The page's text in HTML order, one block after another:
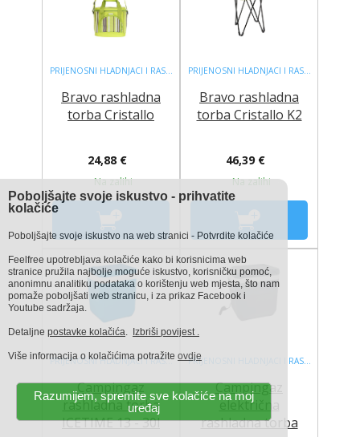
PRIJENOSNI HLADNJACI I RASHLADNE TORBE
Bravo rashladna
torba Cristallo
24,88 €
Na zalihi
PRIJENOSNI HLADNJACI I RASHLADNE TORBE
Bravo rashladna
torba Cristallo K2
46,39 €
Na zalihi
PRIJENOSNI HLADNJACI I RASHLADNE TORBE
Campingaz
rashladna torba
ICETIME 13 - 30l
PRIJENOSNI HLADNJACI I RASHLADNE TORBE
Campingaz
električna
rashladna torba
Poboljšajte svoje iskustvo - prihvatite
kolačiće
Poboljšajte svoje iskustvo na web stranici - Potvrdite kolačiće
Feelfree upotrebljava kolačiće kako bi korisnicima web
stranice pružila najbolje moguće iskustvo, korisničku pomoć,
anonimnu analitiku podataka o korištenju web mjesta, što nam
pomaže poboljšati web stranicu, i za prikaz Facebook i
Youtube sadržaja.
Detaljne postavke kolačića. Izbriši povijest .
Više informacija o kolačićima potražite ovdje
Razumijem, spremite sve kolačiće na moj
uređaj